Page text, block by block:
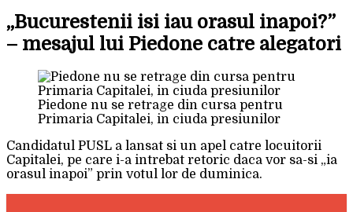
„Bucurestenii isi iau orasul inapoi?”
– mesajul lui Piedone catre alegatori
Piedone nu se retrage din cursa pentru
Primaria Capitalei, in ciuda presiunilor
Candidatul PUSL a lansat si un apel catre locuitorii
Capitalei, pe care i-a intrebat retoric daca vor sa-si „ia
orasul inapoi” prin votul lor de duminica.